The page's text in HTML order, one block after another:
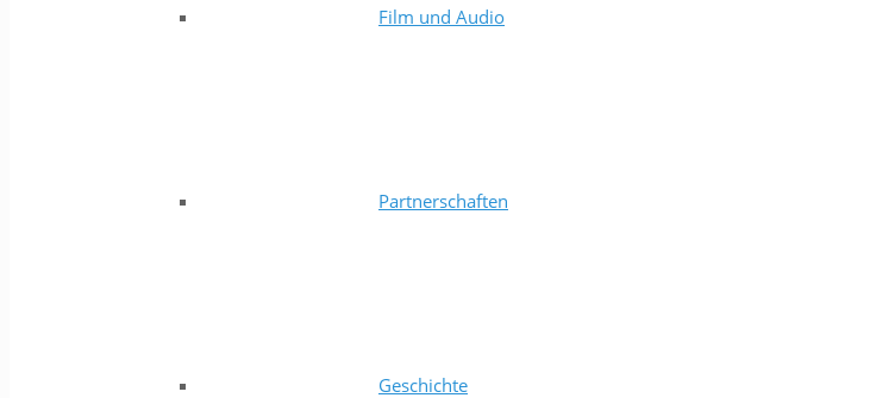
Film und Audio
Partnerschaften
Geschichte